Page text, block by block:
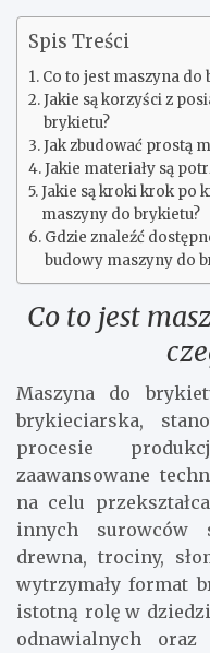
Spis Treści
Co to jest maszyna do
Jakie są korzyści z
brykietu?
Jak zbudować prostą
Jakie materiały są
Jakie są kroki krok po
maszyny do brykietu?
Gdzie znaleźć
budowy maszyny do
Co to jest
Maszyna do
brykieciarska,
procesie
zaawansowane
na celu
innych surowców
drewna, trociny,
wytrzymały format
istotną rolę w
odnawialnych